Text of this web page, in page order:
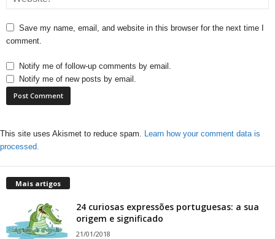
Save my name, email, and website in this browser for the next time I
comment.
Notify me of follow-up comments by email.
Notify me of new posts by email.
This site uses Akismet to reduce spam. Learn how your comment data is
processed.
Mais artigos
24 curiosas expressões portuguesas: a sua
origem e significado
21/01/2018